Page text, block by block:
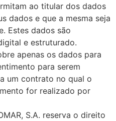
ao titular dos dados
dados e que a mesma seja
Estes dados são
e estruturado.
apenas os dados para
para serem
um contrato no qual o
for realizado por
S.A. reserva o direito